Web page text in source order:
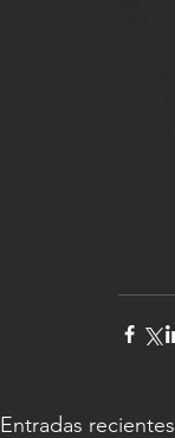
Entradas recientes